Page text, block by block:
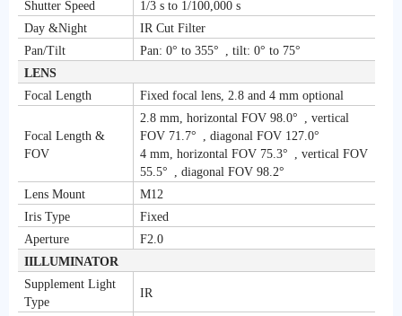
Shutter Speed
1/3 s to 1/100,000 s
Day &Night
IR Cut Filter
Pan/Tilt
Pan: 0° to 355° , tilt: 0° to 75°
LENS
Focal Length
Fixed focal lens, 2.8 and 4 mm optional
Focal Length &
FOV
2.8 mm, horizontal FOV 98.0° , vertical
FOV 71.7° , diagonal FOV 127.0°
4 mm, horizontal FOV 75.3° , vertical FOV
55.5° , diagonal FOV 98.2°
Lens Mount
M12
Iris Type
Fixed
Aperture
F2.0
IILLUMINATOR
Supplement Light
Type
IR